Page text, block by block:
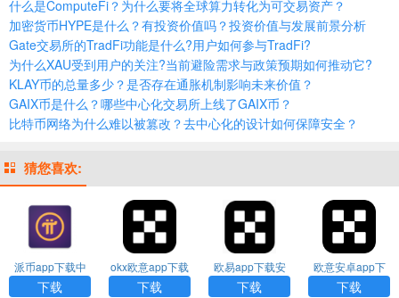
什么是ComputeFi？为什么要将全球算力转化为可交易资产？
加密货币HYPE是什么？有投资价值吗？投资价值与发展前景分析
Gate交易所的TradFi功能是什么?用户如何参与TradFi?
为什么XAU受到用户的关注?当前避险需求与政策预期如何推动它?
KLAY币的总量多少？是否存在通胀机制影响未来价值？
GAIX币是什么？哪些中心化交易所上线了GAIX币？
比特币网络为什么难以被篡改？去中心化的设计如何保障安全？
猜您喜欢:
派币app下载中
文版
下载
okx欧意app下载
下载
欧易app下载安
装
下载
欧意安卓app下
载
下载